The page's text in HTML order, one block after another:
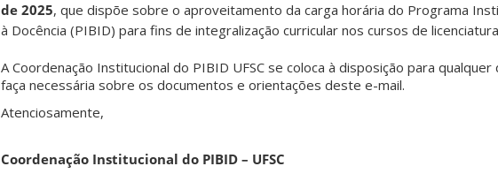
de 2025, que dispõe sobre o aproveitamento da carga horária do Programa
à Docência (PIBID) para fins de integralização curricular nos cursos de
A Coordenação Institucional do PIBID UFSC se coloca à disposição para
faça necessária sobre os documentos e orientações deste e-mail.
Atenciosamente,
Coordenação Institucional do PIBID – UFSC